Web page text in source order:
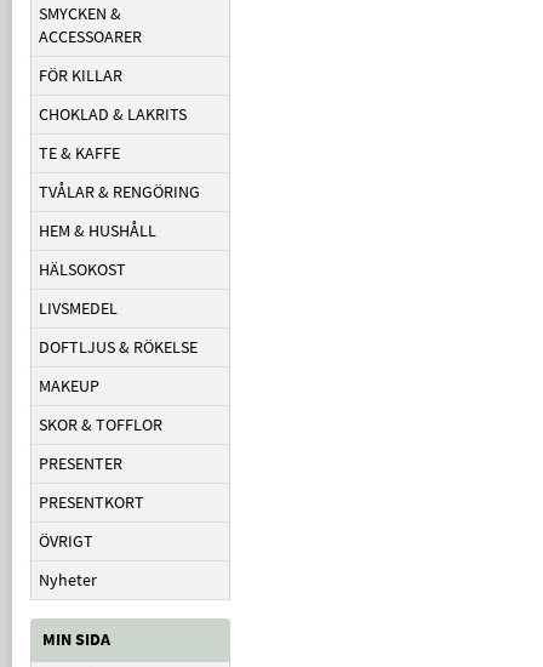
SMYCKEN &
ACCESSOARER
FÖR KILLAR
CHOKLAD & LAKRITS
TE & KAFFE
TVÅLAR & RENGÖRING
HEM & HUSHÅLL
HÄLSOKOST
LIVSMEDEL
DOFTLJUS & RÖKELSE
MAKEUP
SKOR & TOFFLOR
PRESENTER
PRESENTKORT
ÖVRIGT
Nyheter
MIN SIDA